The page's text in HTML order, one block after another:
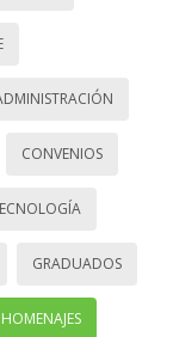
CONVENIOS
GRADUADOS
HOMENAJES